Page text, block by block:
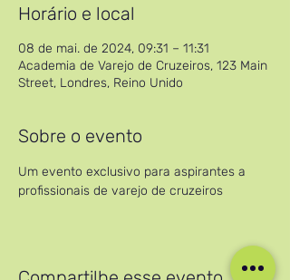
Horário e local
08 de mai. de 2024, 09:31 – 11:31
Academia de Varejo de Cruzeiros, 123 Main
Street, Londres, Reino Unido
Sobre o evento
Um evento exclusivo para aspirantes a
profissionais de varejo de cruzeiros